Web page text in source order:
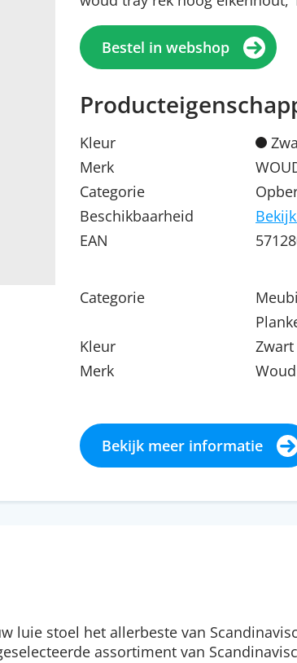
Menu sluiten
Menu sluiten
Menu sluiten
Menu sluiten
Menu sluiten
Bestel in webshop
Kleur
Merk
Categorie
Beschikbaarheid
EAN
Categorie
Kleur
Zwart
Merk
Woud
Bekijk meer informatie
luie stoel het allerbeste van
assortiment van